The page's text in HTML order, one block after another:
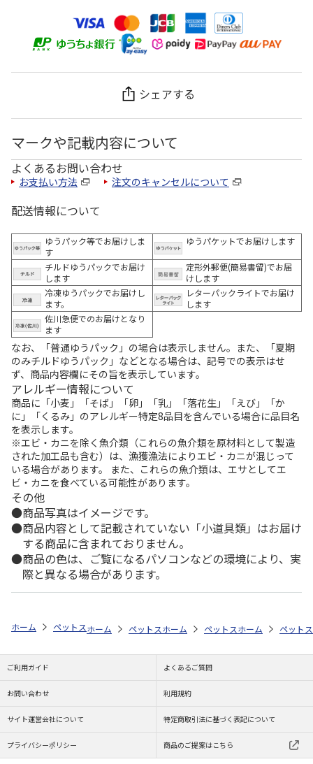
シェアする
マークや記載内容について
よくあるお問い合わせ
お支払い方法 注文のキャンセルについて
配送情報について
ゆうパック等でお届けしま
す
ゆうパケットでお届けします
チルドゆうパックでお届け
します
定形外郵便(簡易書留)でお届
けします
冷凍ゆうパックでお届けし
ます。
レターパックライトでお届け
します
佐川急便でのお届けとなり
ます
なお、「普通ゆうパック」の場合は表示しません。また、「夏期
のみチルドゆうパック」などとなる場合は、記号での表示はせ
ず、商品内容欄にその旨を表示しています。
アレルギー情報について
商品に「小麦」「そば」「卵」「乳」「落花生」「えび」「か
に」「くるみ」のアレルギー特定8品目を含んでいる場合に品目名
を表示します。
※エビ・カニを除く魚介類（これらの魚介類を原材料として製造
された加工品も含む）は、漁獲漁法によりエビ・カニが混じって
いる場合があります。 また、これらの魚介類は、エサとしてエ
ビ・カニを食べている可能性があります。
その他
商品写真はイメージです。
商品内容として記載されていない「小道具類」はお届け
する商品に含まれておりません。
商品の色は、ご覧になるパソコンなどの環境により、実
際と異なる場合があります。
ホーム ペットストア ケージ・飼育その他用品 餌やり・水やり用品
ホーム ペットストア ケージ・飼育その他用品
ホーム ペットストア ケージ・
ホーム ペット
ご利用ガイド よくあるご質問
お問い合わせ 利用規約
サイト運営会社について 特定商取引法に基づく表記について
プライバシーポリシー 商品のご提案はこちら